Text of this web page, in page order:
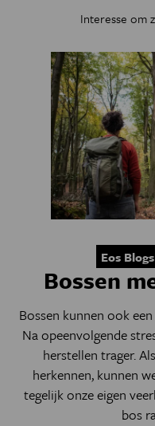
Interesse om
Eos Blogs
Bossen
Bossen kunnen ook
Na opeenvolgende
herstellen trager.
herkennen, kunnen
tegelijk onze eigen
bos